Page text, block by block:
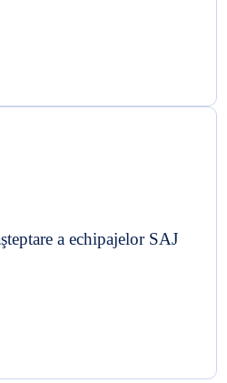
a echipajelor SAJ